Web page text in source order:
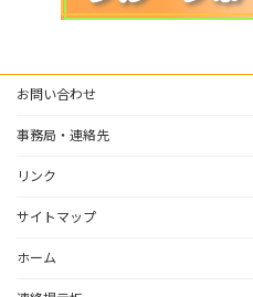
お問い合わせ
事務局・連絡先
リンク
サイトマップ
ホーム